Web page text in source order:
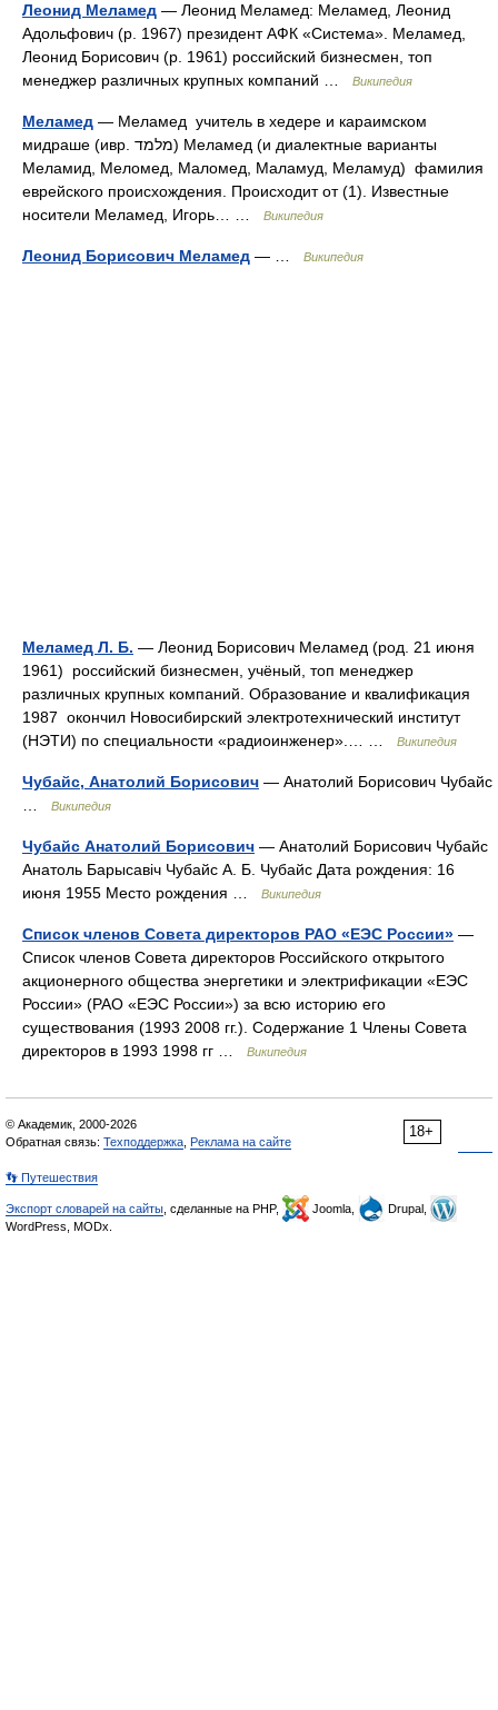
Леонид Меламед — Леонид Меламед: Меламед, Леонид
Адольфович (р. 1967) президент АФК «Система». Меламед,
Леонид Борисович (р. 1961) российский бизнесмен, топ
менеджер различных крупных компаний …
Википедия
Меламед — Меламед учитель в хедере и караимском
мидраше (ивр. מלמד‎) Меламед (и диалектные варианты
Меламид, Меломед, Маломед, Маламуд, Меламуд) фамилия
еврейского происхождения. Происходит от (1). Известные
носители Меламед, Игорь… …
Википедия
Леонид Борисович Меламед — … Википедия
Меламед Л. Б. — Леонид Борисович Меламед (род. 21 июня
1961) российский бизнесмен, учёный, топ менеджер
различных крупных компаний. Образование и квалификация
1987 окончил Новосибирский электротехнический институт
(НЭТИ) по специальности «радиоинженер».… …
Википедия
Чубайс, Анатолий Борисович — Анатолий Борисович Чубайс
Википедия
Чубайс Анатолий Борисович — Анатолий Борисович Чубайс
Анатоль Барысавіч Чубайс А. Б. Чубайс Дата рождения: 16
июня 1955 Место рождения …
Википедия
Список членов Совета директоров РАО «ЕЭС России» —
Список членов Совета директоров Российского открытого
акционерного общества энергетики и электрификации «ЕЭС
России» (РАО «ЕЭС России») за всю историю его
существования (1993 2008 гг.). Содержание 1 Члены Совета
директоров в 1993 1998 гг …
Википедия
18+
© Академик, 2000-2026
Обратная связь: Техподдержка Реклама на сайте
👣 Путешествия
Экспорт словарей на сайты , сделанные на PHP, Joomla,
Drupal,
WordPress, MODx.